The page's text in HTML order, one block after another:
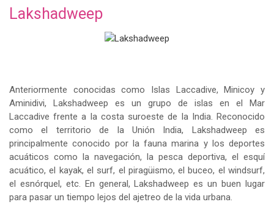
Lakshadweep
Anteriormente conocidas como Islas Laccadive, Minicoy y
Aminidivi, Lakshadweep es un grupo de islas en el Mar
Laccadive frente a la costa suroeste de la India. Reconocido
como el territorio de la Unión India, Lakshadweep es
principalmente conocido por la fauna marina y los deportes
acuáticos como la navegación, la pesca deportiva, el esquí
acuático, el kayak, el surf, el piragüismo, el buceo, el windsurf,
el esnórquel, etc. En general, Lakshadweep es un buen lugar
para pasar un tiempo lejos del ajetreo de la vida urbana.